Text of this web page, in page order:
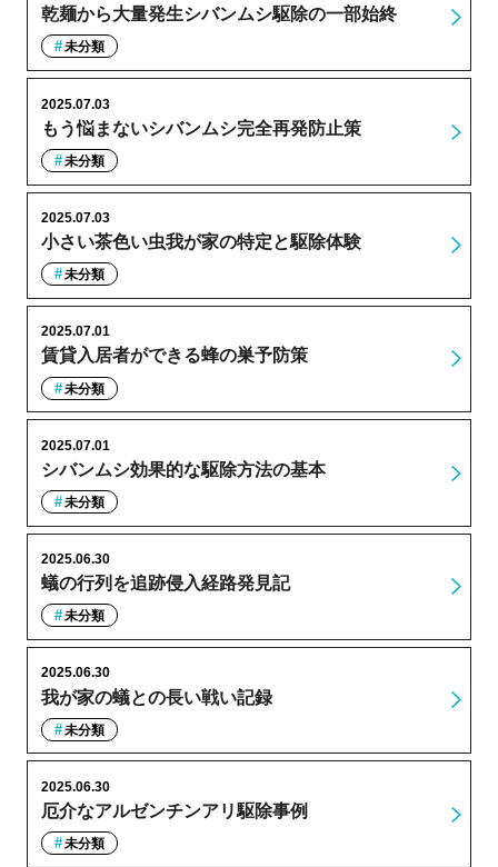
乾麺から大量発生シバンムシ駆除の一部始終
未分類
もう悩まないシバンムシ完全再発防止策
2025.07.03
未分類
小さい茶色い虫我が家の特定と駆除体験
2025.07.03
未分類
賃貸入居者ができる蜂の巣予防策
2025.07.01
未分類
シバンムシ効果的な駆除方法の基本
2025.07.01
未分類
蟻の行列を追跡侵入経路発見記
2025.06.30
未分類
我が家の蟻との長い戦い記録
2025.06.30
未分類
厄介なアルゼンチンアリ駆除事例
2025.06.30
未分類